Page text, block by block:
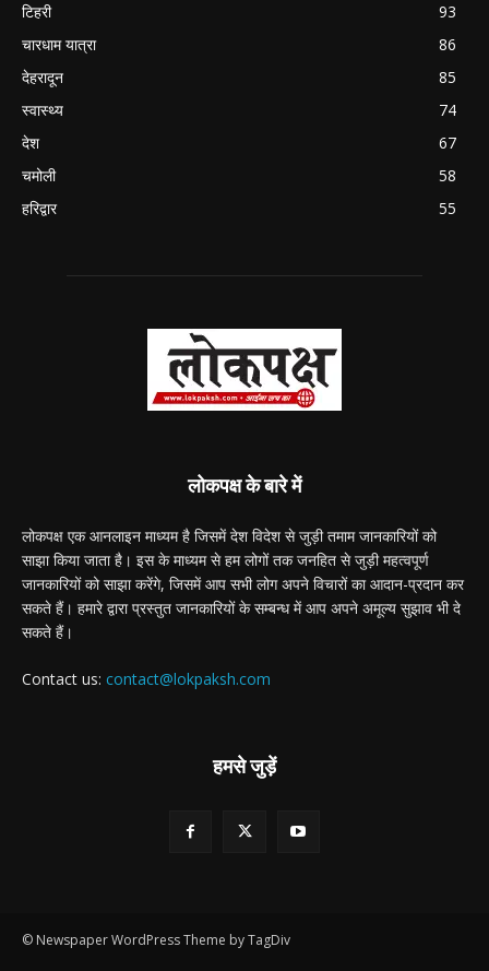
टिहरी
93
चारधाम यात्रा
86
देहरादून
85
स्वास्थ्य
74
देश
67
चमोली
58
हरिद्वार
55
लोकपक्ष के बारे में
लोकपक्ष एक आनलाइन माध्यम है जिसमें देश विदेश से जुड़ी तमाम जानकारियों को
साझा किया जाता है। इस के माध्यम से हम लोगों तक जनहित से जुड़ी महत्वपूर्ण
जानकारियों को साझा करेंगे, जिसमें आप सभी लोग अपने विचारों का आदान-प्रदान कर
सकते हैं। हमारे द्वारा प्रस्तुत जानकारियों के सम्बन्ध में आप अपने अमूल्य सुझाव भी दे
सकते हैं।
Contact us: contact@lokpaksh.com
हमसे जुड़ें
© Newspaper WordPress Theme by TagDiv